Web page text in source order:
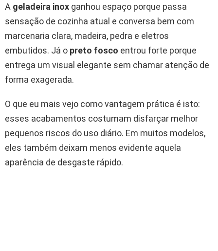
A geladeira inox ganhou espaço porque passa
sensação de cozinha atual e conversa bem com
marcenaria clara, madeira, pedra e eletros
embutidos. Já o preto fosco entrou forte porque
entrega um visual elegante sem chamar atenção de
forma exagerada.
O que eu mais vejo como vantagem prática é isto:
esses acabamentos costumam disfarçar melhor
pequenos riscos do uso diário. Em muitos modelos,
eles também deixam menos evidente aquela
aparência de desgaste rápido.